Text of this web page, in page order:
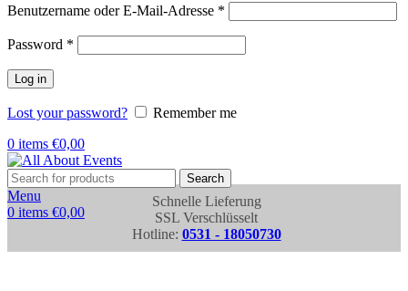
Benutzername oder E-Mail-Adresse *
Password *
Log in
Lost your password?
Remember me
0 items €0,00
Search
Menu
0 items €0,00
Schnelle Lieferung
SSL Verschlüsselt
Hotline: 0531 - 18050730